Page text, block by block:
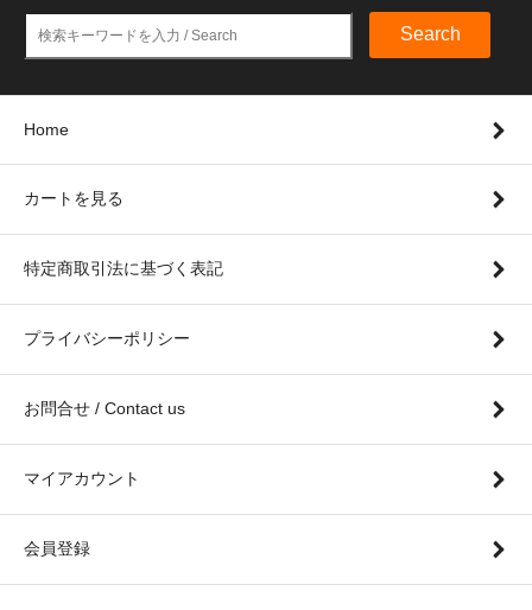
Search
Home
カートを見る
特定商取引法に基づく表記
プライバシーポリシー
お問合せ / Contact us
マイアカウント
会員登録